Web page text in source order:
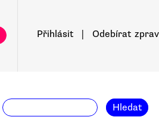
Přihlásit Odebírat
Hledat